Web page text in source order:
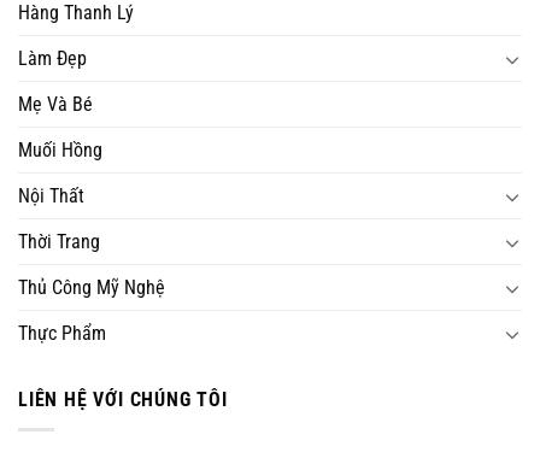
Hàng Thanh Lý
Làm Đẹp
Mẹ Và Bé
Muối Hồng
Nội Thất
Thời Trang
Thủ Công Mỹ Nghệ
Thực Phẩm
LIÊN HỆ VỚI CHÚNG TÔI